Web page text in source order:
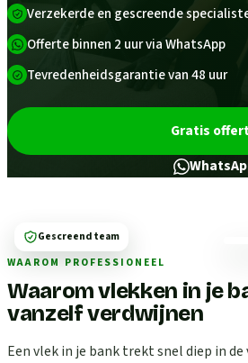
Verzekerde en gescreende
Offerte binnen 2 uur via WhatsApp
Tevredenheidsgarantie van 48 uur
Gratis
WAAROM PROFESSIONEEL
Waarom vlekken in je
vanzelf verdwijnen
Een vlek in je bank trekt snel diep in de
Gescreend team